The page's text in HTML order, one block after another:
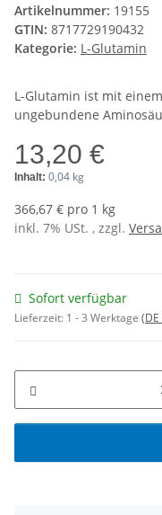
Artikelnummer: 19155
GTIN: 8717729190432
Kategorie: L-Glutamin
L-Glutamin ist mit
ungebundene
13,20 €
Inhalt: 0,04 kg
366,67 € pro 1 kg
inkl. 7% USt. , zzgl.
Sofort verfügbar
Lieferzeit: 1 - 3 Werktage